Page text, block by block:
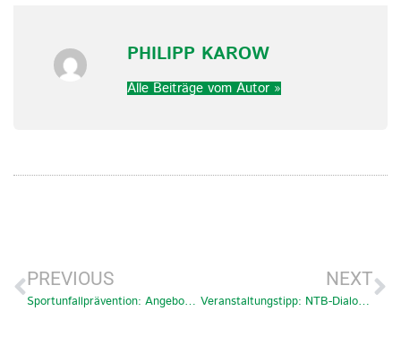
PHILIPP KAROW
Alle Beiträge vom Autor »
PREVIOUS
Sportunfallprävention: Angebot der gemeinnützigen Stiftung ,,Sicherheit im Sport‘
NEXT
Veranstaltungstipp: NTB-Dialog am 17.02. um 19 Uhr